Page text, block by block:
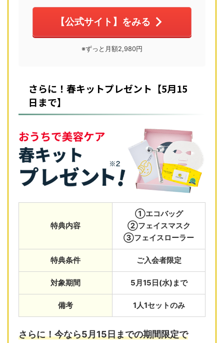
【公式サイト】をみる
※ずっと月額2,980円
さらに！春キットプレゼント【5月15
日まで】
特典内容
①エコバッグ
②フェイスマスク
③フェイスローラー
特典条件 ご入会者限定
対象期間 5月15日(水)まで
備考 1人1セットのみ
さらに！今なら5月15日までの期間限定で